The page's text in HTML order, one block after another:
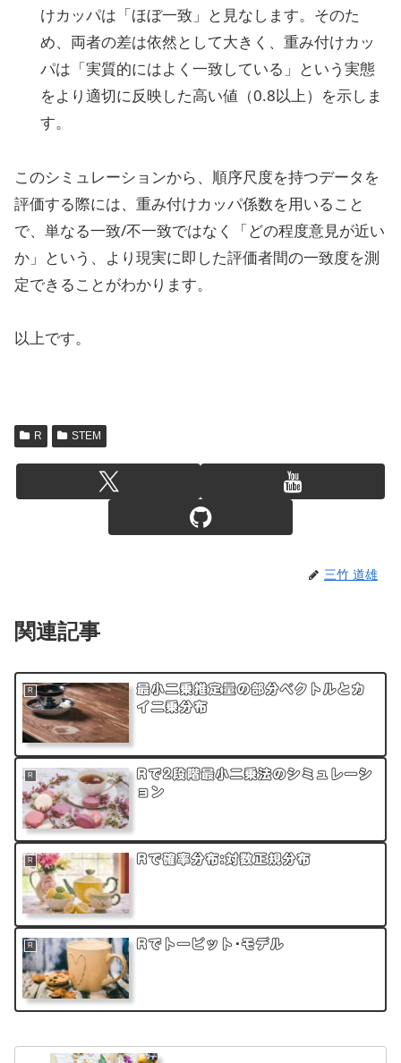
けカッパは「ほぼ一致」と見なします。そのた
め、両者の差は依然として大きく、重み付けカッ
パは「実質的にはよく一致している」という実態
をより適切に反映した高い値（0.8以上）を示しま
す。
このシミュレーションから、順序尺度を持つデータを
評価する際には、重み付けカッパ係数を用いること
で、単なる一致/不一致ではなく「どの程度意見が近い
か」という、より現実に即した評価者間の一致度を測
定できることがわかります。
以上です。
R STEM
三竹 道雄
関連記事
R
最小二乗推定量の部分ベクトルとカ
イ二乗分布
R
Rで2段階最小二乗法のシミュレーシ
ョン
R Rで確率分布:対数正規分布
R Rでトービット･モデル